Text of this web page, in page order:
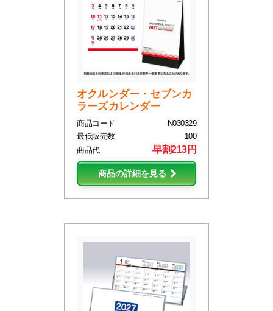
オクルンダー・セブンカ
ラーズカレンダー
商品コード
N030329
最低販売数
100
商品代
早割213円
商品の詳細を見る